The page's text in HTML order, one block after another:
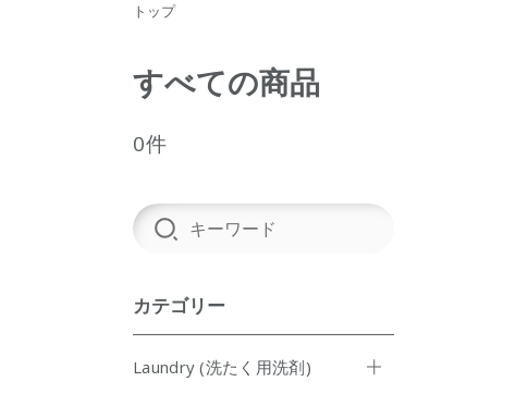
トップ
すべての商品
0件
カテゴリー
Laundry (洗たく用洗剤)